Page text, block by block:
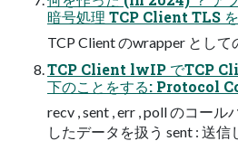
暗号処理 TCP Client TLS
TCP Client のwrapper とし
TCP Client lwIP でTCP
下のことをする: Protocol
recv , sent , err , poll のコール
したデータを扱う sent : 送